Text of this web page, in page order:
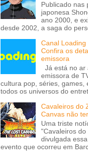
Publicado nas
japonesa
ano 2000, e
desde 2002, a saga do
Canal
Confira os
emissora
Já está no ar
emissora de
cultura pop, séries, games,
todos os universos do
Cavaleiros do
Canvas não
Uma triste
"Cavaleiros
divulgada
evento que ocorreu em